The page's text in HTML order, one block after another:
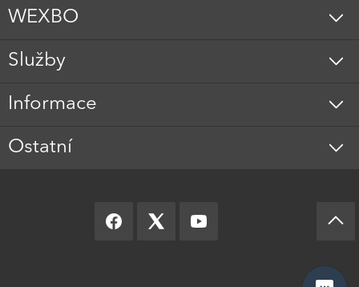
WEXBO
Služby
Informace
Ostatní